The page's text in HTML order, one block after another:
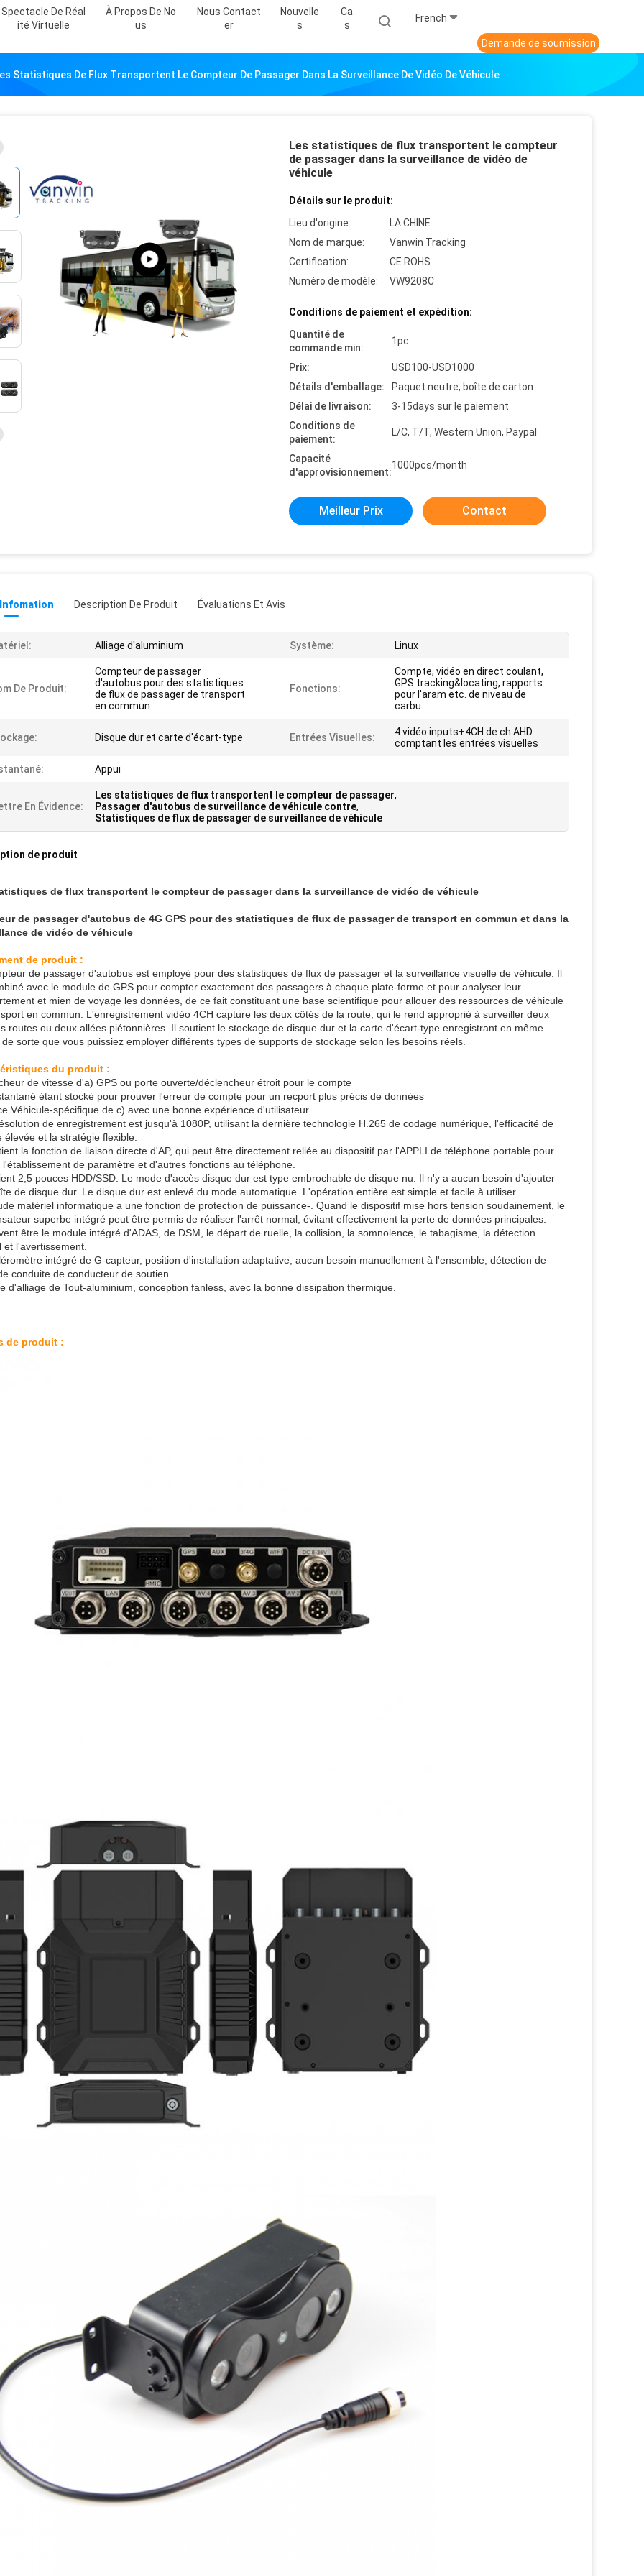
Spectacle De Réal
Ité Virtuelle
À Propos De No
Us
Nous Contact
Er
Nouvelle
S
Ca
S
French
Demande de soumission
Statistiques De Flux Transportent Le Compteur De Passager Dans La Surveillance De Vidéo De Véhicule
Les statistiques de flux transportent le compteur
de passager dans la surveillance de vidéo de
véhicule
Détails sur le produit:
Lieu d'origine:
LA CHINE
Nom de marque:
Vanwin Tracking
Certification:
CE ROHS
Numéro de modèle:
VW9208C
Conditions de paiement et expédition:
Quantité de
commande min:
1pc
Prix:
USD100-USD1000
Détails d'emballage:
Paquet neutre, boîte de carton
Délai de livraison:
3-15days sur le paiement
Conditions de
paiement:
L/C, T/T, Western Union, Paypal
Capacité
d'approvisionnement:
1000pcs/month
Meilleur Prix Contact
Description De Produit Évaluations Et Avis
Alliage d'aluminium Système: Linux
De Produit:
Compteur de passager
d'autobus pour des statistiques
de flux de passager de transport
en commun
Fonctions:
Compte, vidéo en direct coulant,
GPS tracking&locating, rapports
pour l'aram etc. de niveau de
carbu
Disque dur et carte d'écart-type Entrées Visuelles:
4 vidéo inputs+4CH de ch AHD
comptant les entrées visuelles
Appui
En Évidence:
Les statistiques de flux transportent le compteur de passager,
Passager d'autobus de surveillance de véhicule contre,
Statistiques de flux de passager de surveillance de véhicule
de produit
de flux transportent le compteur de passager dans la surveillance de vidéo de véhicule
de passager d'autobus de 4G GPS pour des statistiques de flux de passager de transport en commun et dans la
de vidéo de véhicule
de produit :
de passager d'autobus est employé pour des statistiques de flux de passager et la surveillance visuelle de véhicule. Il
avec le module de GPS pour compter exactement des passagers à chaque plate-forme et pour analyser leur
et mien de voyage les données, de ce fait constituant une base scientifique pour allouer des ressources de véhicule
en commun. L'enregistrement vidéo 4CH capture les deux côtés de la route, qui le rend approprié à surveiller deux
routes ou deux allées piétonnières. Il soutient le stockage de disque dur et la carte d'écart-type enregistrant en même
sorte que vous puissiez employer différents types de supports de stockage selon les besoins réels.
du produit :
de vitesse d'a) GPS ou porte ouverte/déclencheur étroit pour le compte
étant stocké pour prouver l'erreur de compte pour un recport plus précis de données
Véhicule-spécifique de c) avec une bonne expérience d'utilisateur.
de enregistrement est jusqu'à 1080P, utilisant la dernière technologie H.265 de codage numérique, l'efficacité de
élevée et la stratégie flexible.
la fonction de liaison directe d'AP, qui peut être directement reliée au dispositif par l'APPLI de téléphone portable pour
l'établissement de paramètre et d'autres fonctions au téléphone.
2,5 pouces HDD/SSD. Le mode d'accès disque dur est type embrochable de disque nu. Il n'y a aucun besoin d'ajouter
de disque dur. Le disque dur est enlevé du mode automatique. L'opération entière est simple et facile à utiliser.
matériel informatique a une fonction de protection de puissance-. Quand le dispositif mise hors tension soudainement, le
superbe intégré peut être permis de réaliser l'arrêt normal, évitant effectivement la perte de données principales.
être le module intégré d'ADAS, de DSM, le départ de ruelle, la collision, la somnolence, le tabagisme, la détection
et l'avertissement.
intégré de G-capteur, position d'installation adaptative, aucun besoin manuellement à l'ensemble, détection de
conduite de conducteur de soutien.
d'alliage de Tout-aluminium, conception fanless, avec la bonne dissipation thermique.
de produit :